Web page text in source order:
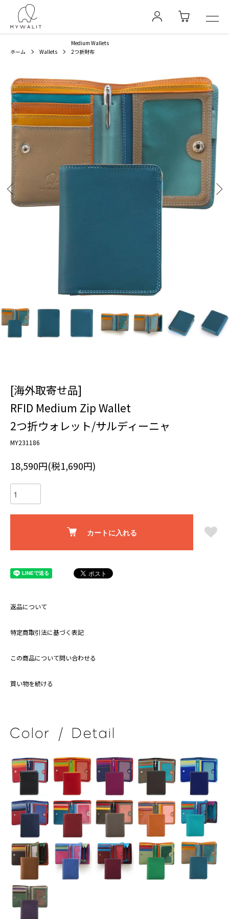
ホーム Wallets
Medium Wallets
2つ折財布
[海外取寄せ品]
RFID Medium Zip Wallet
2つ折ウォレット/サルディーニャ
MY231186
18,590円(税1,690円)
カートに入れる
返品について
特定商取引法に基づく表記
この商品について問い合わせる
買い物を続ける